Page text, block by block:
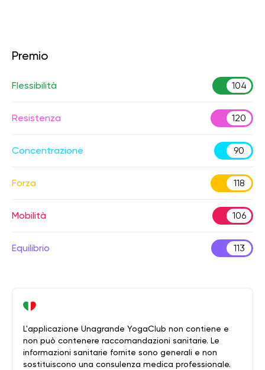
Premio
Flessibilità 104
Resistenza 120
Concentrazione 90
Forza 118
Mobilità 106
Equilibrio 113
L'applicazione Unagrande YogaClub non contiene e
non può contenere raccomandazioni sanitarie. Le
informazioni sanitarie fornite sono generali e non
sostituiscono una consulenza medica professionale.